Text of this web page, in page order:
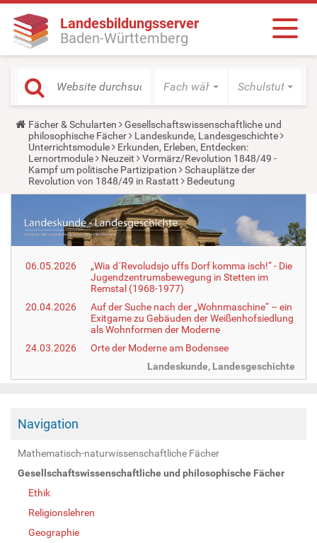
Landesbildungsserver
Baden-Württemberg
Fach wählen Schulstufe
Y
o
u
a
r
e
h
e
:
Fächer & Schularten
Gesellschaftswissenschaftliche und
philosophische Fächer
Landeskunde, Landesgeschichte
Unterrichtsmodule
Erkunden, Erleben, Entdecken:
Lernortmodule
Neuzeit
Vormärz/Revolution 1848/49 -
Kampf um politische Partizipation
Schauplätze der
Revolution von 1848/49 in Rastatt
Bedeutung
06.05.2026
„Wia d´Revoludsjo uffs Dorf komma isch!“ - Die
Jugendzentrumsbewegung in Stetten im
Remstal (1968-1977)
20.04.2026
Auf der Suche nach der „Wohnmaschine“ – ein
Exitgame zu Gebäuden der Weißenhofsiedlung
als Wohnformen der Moderne
24.03.2026
Orte der Moderne am Bodensee
Landeskunde, Landesgeschichte
Navigation
Mathematisch-naturwissenschaftliche Fächer
Gesellschaftswissenschaftliche und philosophische Fächer
Ethik
Religionslehren
Geographie